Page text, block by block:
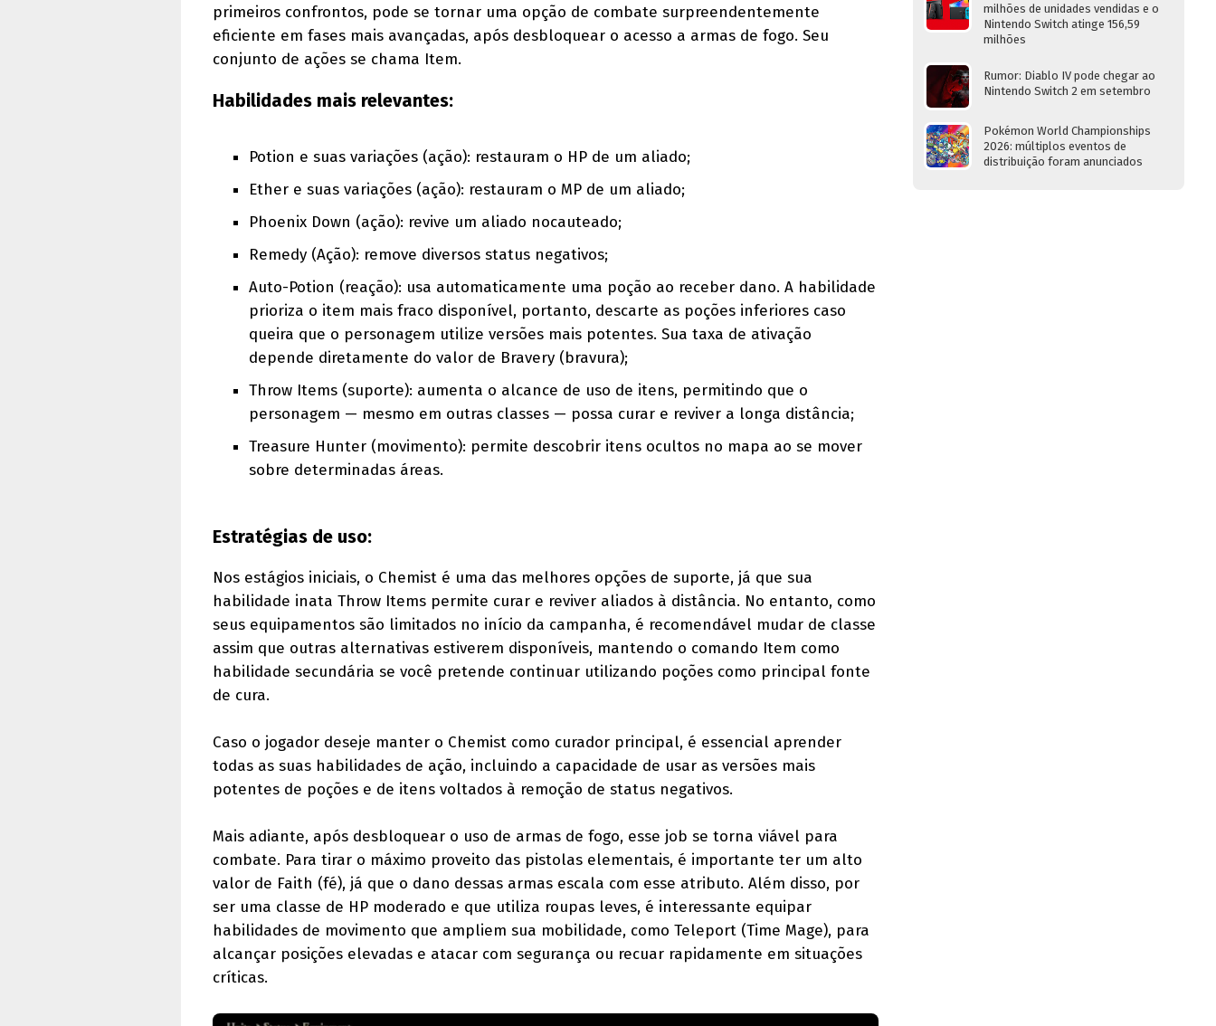
primeiros confrontos, pode se tornar uma opção de combate surpreendentemente
eficiente em fases mais avançadas, após desbloquear o acesso a armas de fogo. Seu
conjunto de ações se chama Item.
Habilidades mais relevantes:
Potion e suas variações (ação): restauram o HP de um aliado;
Ether e suas variações (ação): restauram o MP de um aliado;
Phoenix Down (ação): revive um aliado nocauteado;
Remedy (Ação): remove diversos status negativos;
Auto-Potion (reação): usa automaticamente uma poção ao receber dano. A habilidade
prioriza o item mais fraco disponível, portanto, descarte as poções inferiores caso
queira que o personagem utilize versões mais potentes. Sua taxa de ativação
depende diretamente do valor de Bravery (bravura);
Throw Items (suporte): aumenta o alcance de uso de itens, permitindo que o
personagem — mesmo em outras classes — possa curar e reviver a longa distância;
Treasure Hunter (movimento): permite descobrir itens ocultos no mapa ao se mover
sobre determinadas áreas.
Estratégias de uso:
Nos estágios iniciais, o Chemist é uma das melhores opções de suporte, já que sua
habilidade inata Throw Items permite curar e reviver aliados à distância. No entanto, como
seus equipamentos são limitados no início da campanha, é recomendável mudar de classe
assim que outras alternativas estiverem disponíveis, mantendo o comando Item como
habilidade secundária se você pretende continuar utilizando poções como principal fonte
de cura.
Caso o jogador deseje manter o Chemist como curador principal, é essencial aprender
todas as suas habilidades de ação, incluindo a capacidade de usar as versões mais
potentes de poções e de itens voltados à remoção de status negativos.
Mais adiante, após desbloquear o uso de armas de fogo, esse job se torna viável para
combate. Para tirar o máximo proveito das pistolas elementais, é importante ter um alto
valor de Faith (fé), já que o dano dessas armas escala com esse atributo. Além disso, por
ser uma classe de HP moderado e que utiliza roupas leves, é interessante equipar
habilidades de movimento que ampliem sua mobilidade, como Teleport (Time Mage), para
alcançar posições elevadas e atacar com segurança ou recuar rapidamente em situações
críticas.
milhões de unidades vendidas e o
Nintendo Switch atinge 156,59
milhões
Rumor: Diablo IV pode chegar ao
Nintendo Switch 2 em setembro
Pokémon World Championships
2026: múltiplos eventos de
distribuição foram anunciados